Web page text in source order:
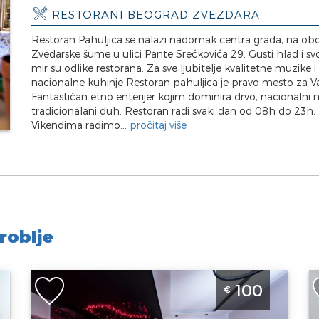
RESTORANI BEOGRAD ZVEZDARA
Restoran Pahuljica se nalazi nadomak centra grada, na
Zvedarske šume u ulici Pante Srećkovića 29. Gusti hlad i
mir su odlike restorana. Za sve ljubitelje kvalitetne muzike i
nacionalne kuhinje Restoran pahuljica je pravo mesto za
Fantastičan etno enterijer kojim dominira drvo, nacionalni
tradicionalani duh. Restoran radi svaki dan od 08h do 23h.
Vikendima radimo... pročitaj više
Studio Apartman Dark Nest 3 Beograd
Zvezdara luksuzan apartman za 2 osobe sa
đakuzijem
€100